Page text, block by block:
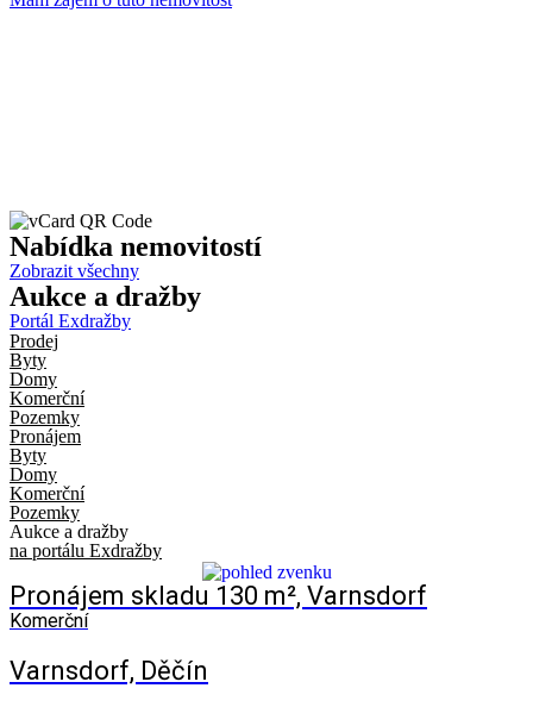
Nabídka nemovitostí
Zobrazit všechny
Aukce a dražby
Portál Exdražby
Prodej
Byty
Domy
Komerční
Pozemky
Pronájem
Byty
Domy
Komerční
Pozemky
Aukce a dražby
na portálu Exdražby
Pronájem skladu 130 m², Varnsdorf
Komerční
Varnsdorf, Děčín